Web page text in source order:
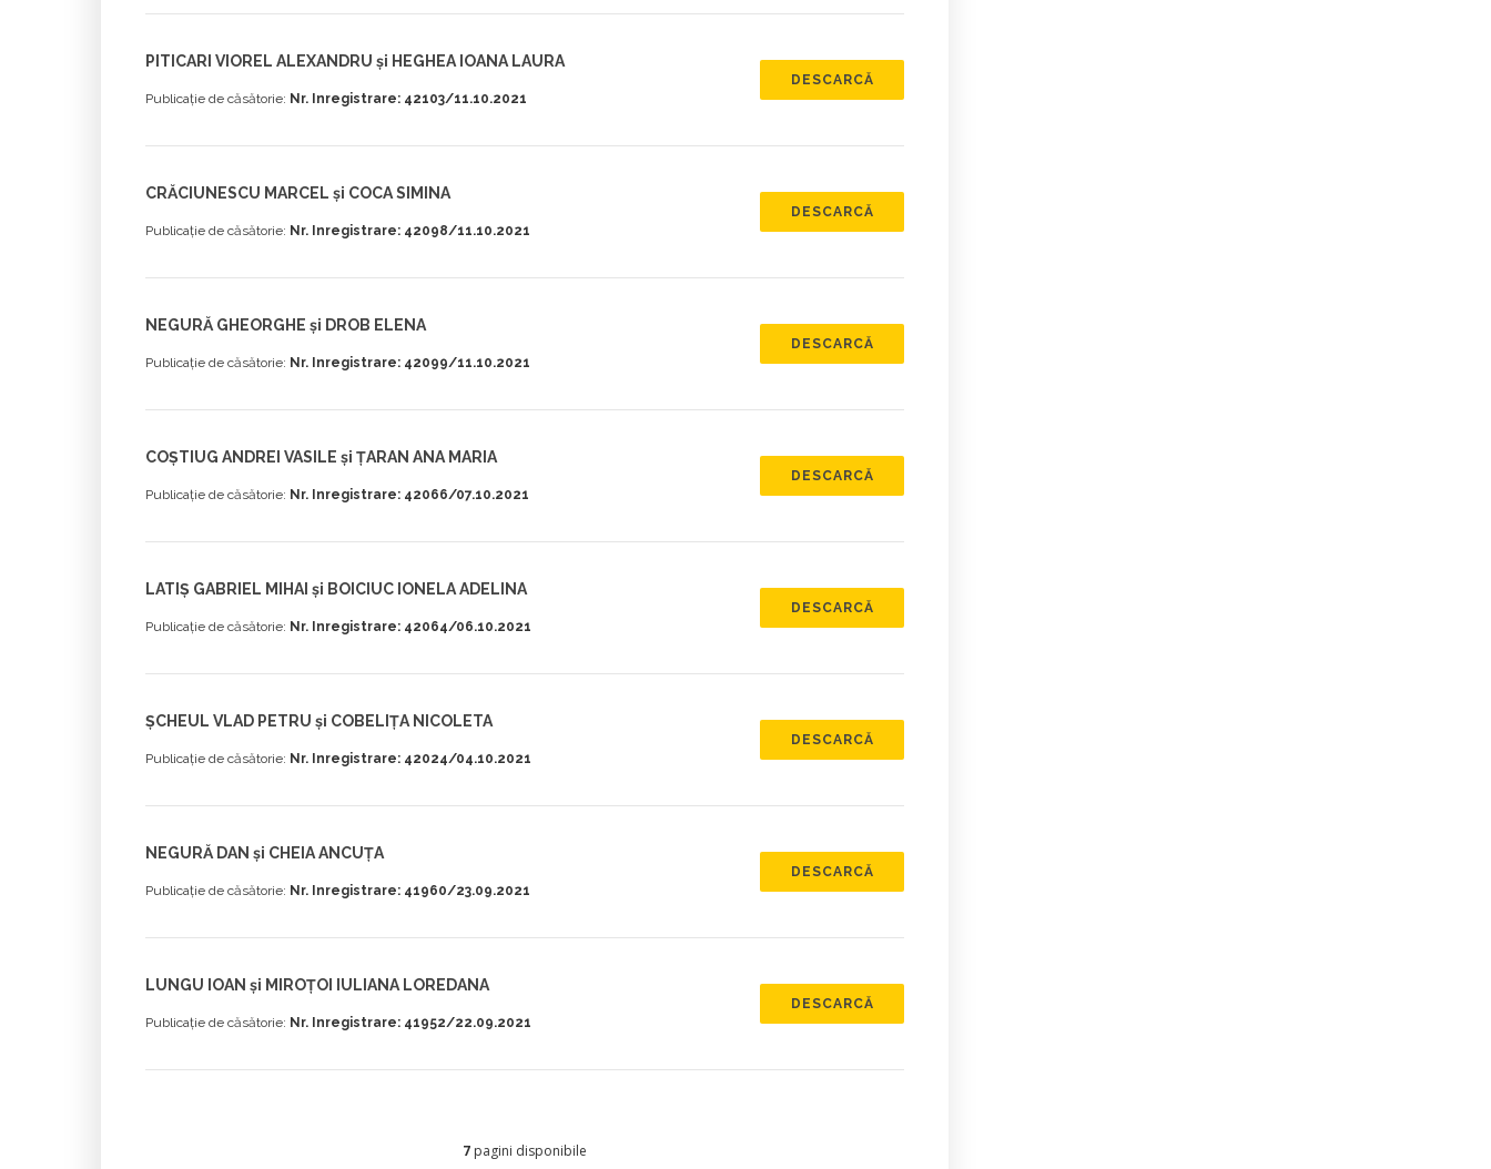
PITICARI VIOREL ALEXANDRU și HEGHEA IOANA LAURA
Publicație de căsătorie: Nr. Inregistrare: 42103/11.10.2021
DESCARCĂ
CRĂCIUNESCU MARCEL și COCA SIMINA
Publicație de căsătorie: Nr. Inregistrare: 42098/11.10.2021
DESCARCĂ
NEGURĂ GHEORGHE și DROB ELENA
Publicație de căsătorie: Nr. Inregistrare: 42099/11.10.2021
DESCARCĂ
COȘTIUG ANDREI VASILE și ȚARAN ANA MARIA
Publicație de căsătorie: Nr. Inregistrare: 42066/07.10.2021
DESCARCĂ
LATIȘ GABRIEL MIHAI și BOICIUC IONELA ADELINA
Publicație de căsătorie: Nr. Inregistrare: 42064/06.10.2021
DESCARCĂ
ȘCHEUL VLAD PETRU și COBELIȚA NICOLETA
Publicație de căsătorie: Nr. Inregistrare: 42024/04.10.2021
DESCARCĂ
NEGURĂ DAN și CHEIA ANCUȚA
Publicație de căsătorie: Nr. Inregistrare: 41960/23.09.2021
DESCARCĂ
LUNGU IOAN și MIROŢOI IULIANA LOREDANA
Publicație de căsătorie: Nr. Inregistrare: 41952/22.09.2021
DESCARCĂ
7pagini disponibile